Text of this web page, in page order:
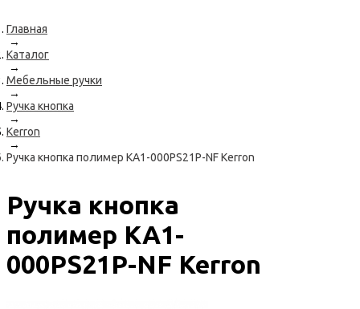
Главная
→
Каталог
→
Мебельные ручки
→
Ручка кнопка
→
Kerron
→
Ручка кнопка полимер KA1-000PS21P-NF Kerron
Ручка кнопка
полимер KA1-
000PS21P-NF Kerron